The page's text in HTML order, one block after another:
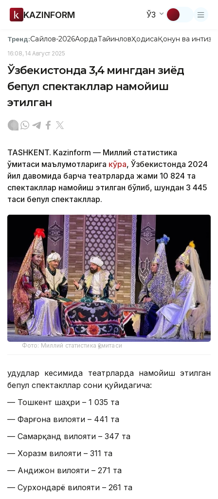
KAZINFORM ЎЗ
Тренд:Сайлов-2026АқордаТайинловҲодисаҚонун ва
16:08, 14 Август 2025
Ўзбекистонда 3,4 мингдан зиёд
бепул спектакллар намойиш
этилган
TASHKENT. Kazinform — Миллий статистика
қўмитаси маълумотларига кўра, Ўзбекистонда 2024
йил давомида барча театрларда жами 10 824 та
спектакллар намойиш этилган бўлиб, шундан 3 445
таси бепул спектакллар.
Фото: Миллий статистика қўмитаси
Ҳудудлар кесимида театрларда намойиш этилган
бепул спектакллар сони қуйидагича:
— Тошкент шаҳри – 1 035 та
— Фарғона вилояти – 441 та
— Самарқанд вилояти – 347 та
— Хоразм вилояти – 311 та
— Андижон вилояти – 271 та
— Сурхондарё вилояти – 261 та